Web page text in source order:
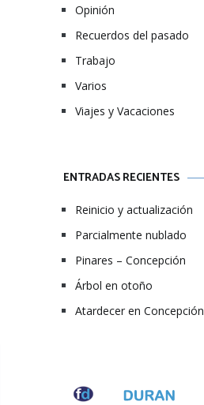
Opinión
Recuerdos del pasado
Trabajo
Varios
Viajes y Vacaciones
ENTRADAS RECIENTES
Reinicio y actualización
Parcialmente nublado
Pinares – Concepción
Árbol en otoño
Atardecer en Concepción